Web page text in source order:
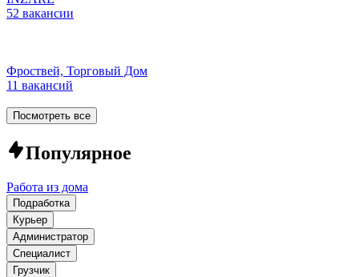
52 вакансии
Фроствей, Торговый Дом
11 вакансий
Посмотреть все
Популярное
Работа из дома
Подработка
Курьер
Администратор
Специалист
Грузчик